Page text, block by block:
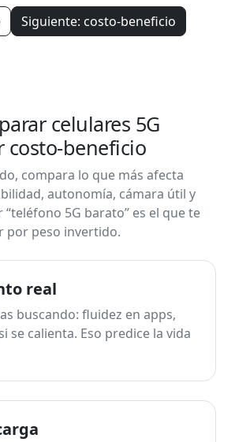
Siguiente: costo-beneficio
celulares 5G
costo-beneficio
compara lo que más afecta
autonomía, cámara útil y
5G barato” es el que te
por peso invertido.
real
buscando: fluidez en apps,
se calienta. Eso predice la vida